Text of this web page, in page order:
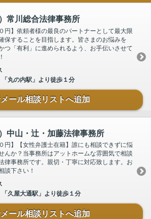
常川総合法律事務所
円】依頼者様の最良のパートナーとして最大限
保することを目指します。皆さまのお悩みを
つ「有利」に進められるよう、お手伝いさせて
「丸の内駅」より徒歩１分
ール相談リストへ追加
）中山・辻・加藤法律事務所
円】【女性弁護士在籍】誰にも相談できずに悩
んか？当事務所はアットホームな雰囲気で相談
律事務所です。親切・丁寧に対応致します。お
談下さい！
「久屋大通駅」より徒歩１分
ール相談リストへ追加